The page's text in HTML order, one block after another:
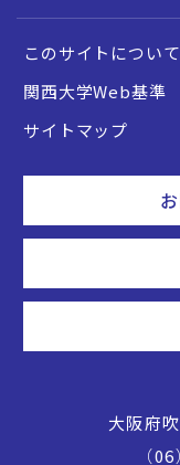
このサイトについて
関西大学Web基準
サイトマップ
大阪府
（